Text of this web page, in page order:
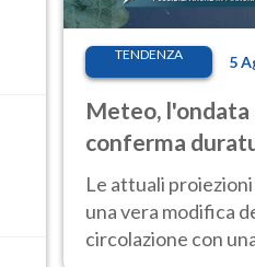
TENDENZA 5
Meteo, l'ondata
conferma
Le attuali
una vera modifica
circolazione con